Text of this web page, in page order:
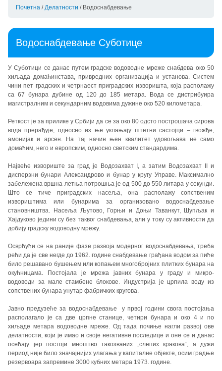
Почетна / Делатности / Водоснабдевање
Водоснабдевање Суботице
У Суботици се данас путем градске водоводне мреже снабдева око 50
хиљада домаћинстава, привредних организација и установа. Систем
чини пет градских и четрнаест приградских изворишта, која располажу
са 67 бунара дубине од 120 до 185 метара. Вода се дистрибуира
магистралним и секундарним водовима дужине око 520 километара.
Реткост је за прилике у Србији да се за око 80 одсто построшача сирова
вода прерађује, односно из ње уклањају штетни састојци – гвожђе,
амонијак и арсен. На тај начин њен квалитет удовољава не само
домаћим, него и европским, односно светским стандардима.
Највеће извориште за град је Водозахват I, а затим Водозахват II и
дисперзни бунари Александрово и бунар у кругу Управе. Максимално
забележена вршна летња потрошња је од 500 до 550 литара у секунди.
Што се тиче приградских насеља, она располажу сопственим
извориштима или бунарима за организовано водоснабдевање
становништва. Насеља Љутово, Горњи и Доњи Таванкут, Шупљак и
Хајдуково једини су без таквог снабдевања, али у току су активности да
добију градску водоводну мрежу.
Осврћући се на раније фазе развоја модерног водоснабдевања, треба
рећи да је све негде до 1962. године снабдевање грађана водом за пиће
било решавано бушењем или копањем многобројних плитких бунара на
окућницама. Постојала је мрежа јавних бунара у граду и микро-
водоводи за мале стамбене блокове. Индустрија је црпила воду из
сопствених бунара унутар фабричких кругова.
Јавно предузеће за водоснабдевање у првој години свога постојања
располагало је са две црпне станице, четири бунара и око 4 и по
хиљаде метара водоводне мреже. Од тада почиње нагли развој ове
делатности, који је имао и своје негативне последице и оне се и данас
осећају јер постоји мноштво такозваних „слепих кракова“, а дужи
период није било значајнијих улагања у капиталне објекте, осим градње
резервоара запремине 3000 кубних метара 1973. године.